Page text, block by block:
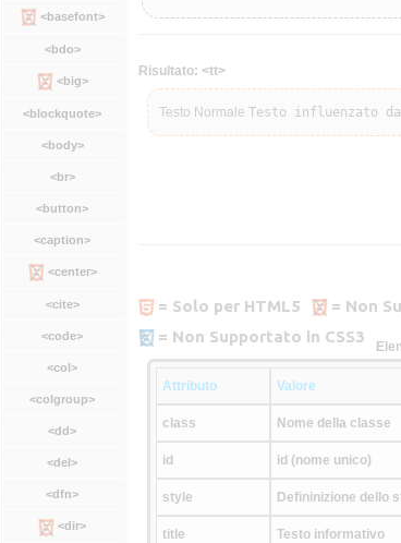
<basefont>
<bdo>
<big>
<blockquote>
<body>
<br>
<button>
<caption>
<center>
<cite>
<code>
<col>
<colgroup>
<dd>
<del>
<dfn>
<dir>
Risultato: <tt>
Testo Normale Testo influenzato
= Solo per HTML5 = Non
= Non Supportato in CSS3
Attributo Valore
class Nome della classe
id id (nome unico)
style Defininizione dello
title Testo informativo